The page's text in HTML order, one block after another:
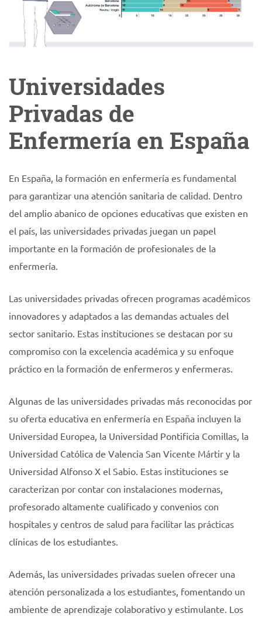
Universidades
Privadas de
Enfermería en España
En España, la formación en enfermería es fundamental
para garantizar una atención sanitaria de calidad. Dentro
del amplio abanico de opciones educativas que existen en
el país, las universidades privadas juegan un papel
importante en la formación de profesionales de la
enfermería.
Las universidades privadas ofrecen programas académicos
innovadores y adaptados a las demandas actuales del
sector sanitario. Estas instituciones se destacan por su
compromiso con la excelencia académica y su enfoque
práctico en la formación de enfermeros y enfermeras.
Algunas de las universidades privadas más reconocidas por
su oferta educativa en enfermería en España incluyen la
Universidad Europea, la Universidad Pontificia Comillas, la
Universidad Católica de Valencia San Vicente Mártir y la
Universidad Alfonso X el Sabio. Estas instituciones se
caracterizan por contar con instalaciones modernas,
profesorado altamente cualificado y convenios con
hospitales y centros de salud para facilitar las prácticas
clínicas de los estudiantes.
Además, las universidades privadas suelen ofrecer una
atención personalizada a los estudiantes, fomentando un
ambiente de aprendizaje colaborativo y estimulante. Los